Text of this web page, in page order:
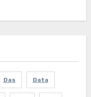
Das Data